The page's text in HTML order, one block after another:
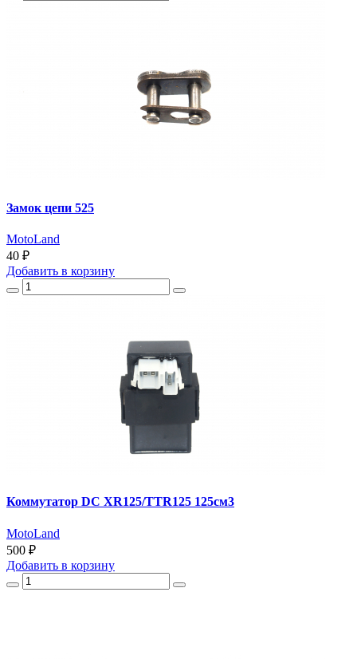
Замок цепи 525
MotoLand
40 ₽
Добавить в корзину
Коммутатор DC XR125/TTR125 125см3
MotoLand
500 ₽
Добавить в корзину